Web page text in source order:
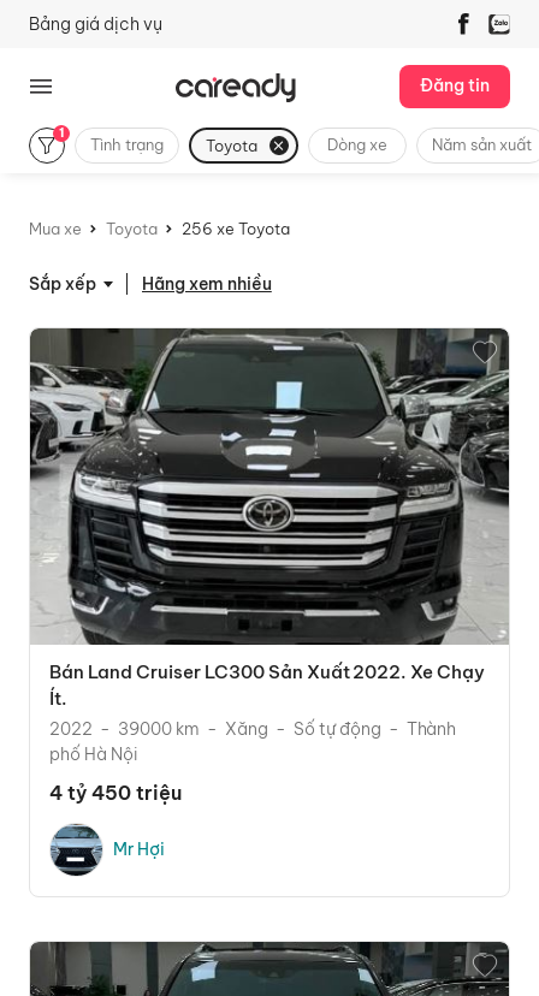
Bảng giá dịch vụ
Đăng tin
1
Tình trạng Toyota Dòng xe Năm sản xuất
Mua xe Toyota 256 xe Toyota
Hãng xem nhiều
Bán Land Cruiser LC300 Sản Xuất 2022. Xe Chạy
Ít.
2022 39000 km Xăng Số tự động
Thành
phố Hà Nội
4 tỷ 450 triệu
Mr Hợi